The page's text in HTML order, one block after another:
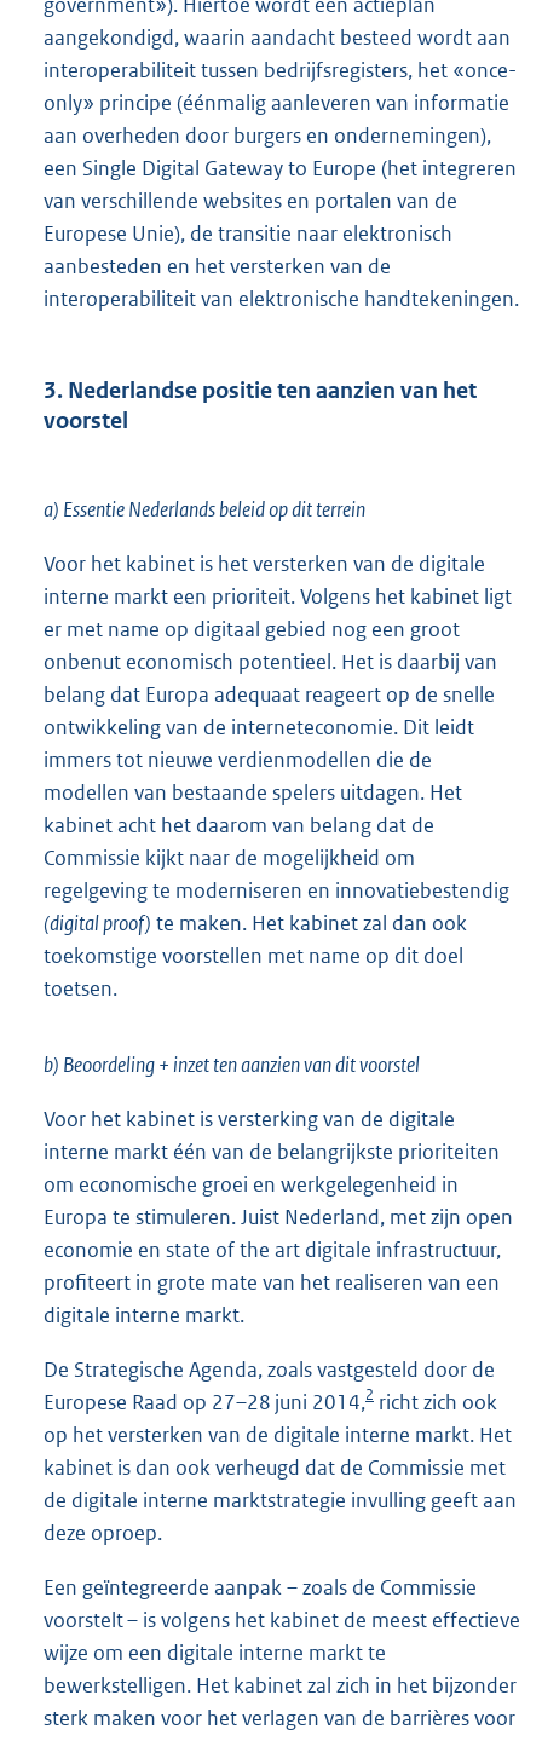
aangekondigd, waarin aandacht besteed wordt aan
interoperabiliteit tussen bedrijfsregisters, het «once-
only» principe (éénmalig aanleveren van informatie
aan overheden door burgers en ondernemingen),
een Single Digital Gateway to Europe (het integreren
van verschillende websites en portalen van de
Europese Unie), de transitie naar elektronisch
aanbesteden en het versterken van de
interoperabiliteit van elektronische handtekeningen.
3. Nederlandse positie ten aanzien van het
voorstel
a) Essentie Nederlands beleid op dit terrein
Voor het kabinet is het versterken van de digitale
interne markt een prioriteit. Volgens het kabinet ligt
er met name op digitaal gebied nog een groot
onbenut economisch potentieel. Het is daarbij van
belang dat Europa adequaat reageert op de snelle
ontwikkeling van de interneteconomie. Dit leidt
immers tot nieuwe verdienmodellen die de
modellen van bestaande spelers uitdagen. Het
kabinet acht het daarom van belang dat de
Commissie kijkt naar de mogelijkheid om
regelgeving te moderniseren en innovatiebestendig
(digital proof) te maken. Het kabinet zal dan ook
toekomstige voorstellen met name op dit doel
toetsen.
b) Beoordeling + inzet ten aanzien van dit voorstel
Voor het kabinet is versterking van de digitale
interne markt één van de belangrijkste prioriteiten
om economische groei en werkgelegenheid in
Europa te stimuleren. Juist Nederland, met zijn open
economie en state of the art digitale infrastructuur,
profiteert in grote mate van het realiseren van een
digitale interne markt.
De Strategische Agenda, zoals vastgesteld door de
Europese Raad op 27–28 juni 2014,2 richt zich ook
op het versterken van de digitale interne markt. Het
kabinet is dan ook verheugd dat de Commissie met
de digitale interne marktstrategie invulling geeft aan
deze oproep.
Een geïntegreerde aanpak – zoals de Commissie
voorstelt – is volgens het kabinet de meest effectieve
wijze om een digitale interne markt te
bewerkstelligen. Het kabinet zal zich in het bijzonder
sterk maken voor het verlagen van de barrières voor